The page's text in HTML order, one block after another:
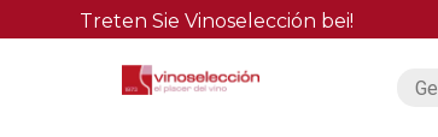
Treten Sie Vinoselección bei!